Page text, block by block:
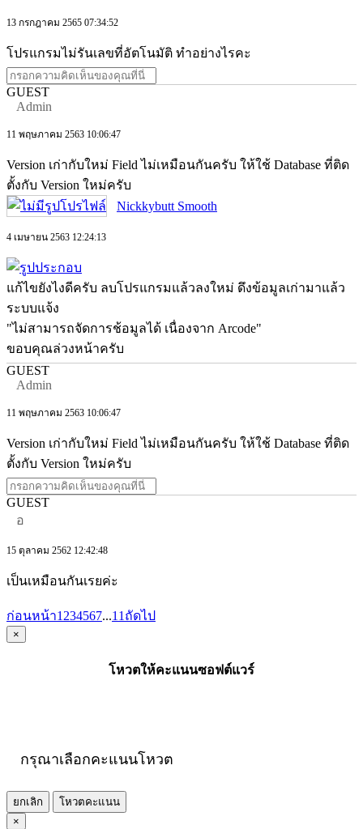
13 กรกฎาคม 2565 07:34:52
โปรแกรมไม่รันเลขที่อัตโนมัติ ทำอย่างไรคะ
GUEST
Admin
11 พฤษภาคม 2563 10:06:47
Version เก่ากับใหม่ Field ไม่เหมือนกันครับ ให้ใช้ Database ที่ติด
ตั้งกับ Version ใหม่ครับ
Nickkybutt Smooth
4 เมษายน 2563 12:24:13
แก้ไขยังไงดีครับ ลบโปรแกรมแล้วลงใหม่ ดึงข้อมูลเก่ามาแล้ว
ระบบแจ้ง
"ไม่สามารถจัดการช้อมูลได้ เนื่องจาก Arcode"
ขอบคุณล่วงหน้าครับ
GUEST
Admin
11 พฤษภาคม 2563 10:06:47
Version เก่ากับใหม่ Field ไม่เหมือนกันครับ ให้ใช้ Database ที่ติด
ตั้งกับ Version ใหม่ครับ
GUEST
อ
15 ตุลาคม 2562 12:42:48
เป็นเหมือนกันเรยค่ะ
ก่อนหน้า1 234567...11 ถัดไป
×
โหวตให้คะแนนซอฟต์แวร์
กรุณาเลือกคะแนนโหวต
ยกเลิก
โหวตคะแนน
×